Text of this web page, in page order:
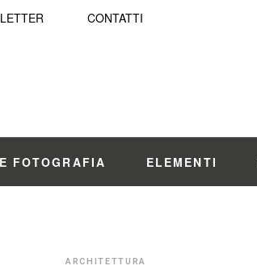
CONTATTI
FOTOGRAFIA ELEMENTI
ARCHITETTURA